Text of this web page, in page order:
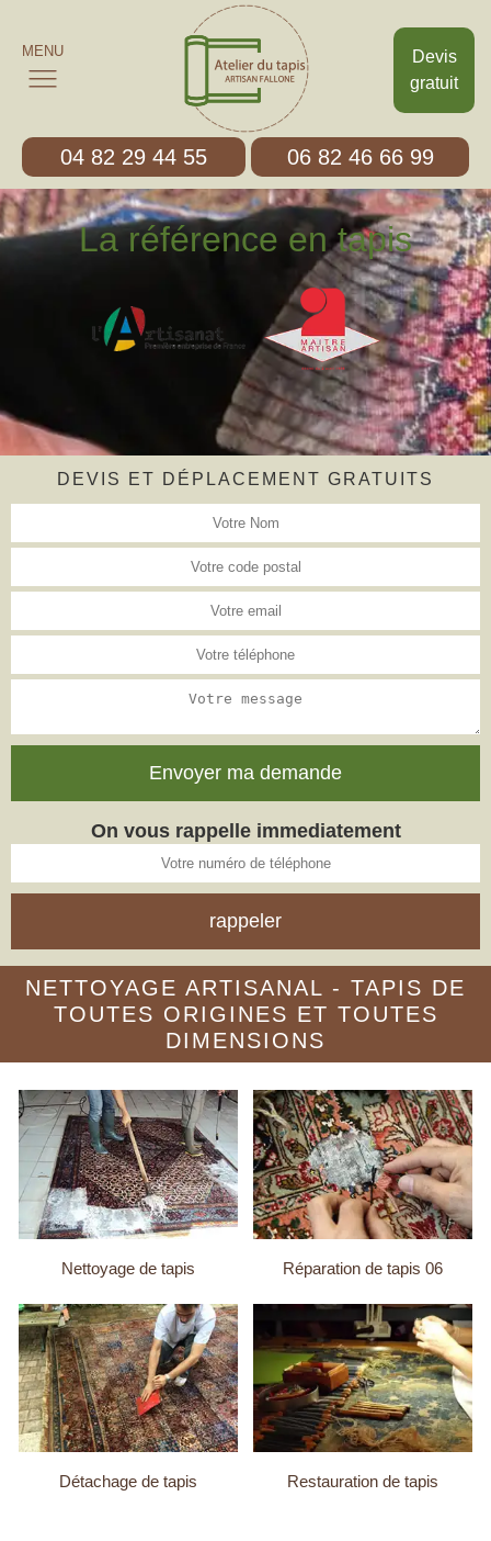
Devis
gratuit
MENU
04 82 29 44 55 06 82 46 66 99
La référence en tapis
DEVIS ET DÉPLACEMENT GRATUITS
On vous rappelle immediatement
NETTOYAGE ARTISANAL - TAPIS DE
TOUTES ORIGINES ET TOUTES
DIMENSIONS
Nettoyage de tapis Réparation de tapis 06
Détachage de tapis Restauration de tapis